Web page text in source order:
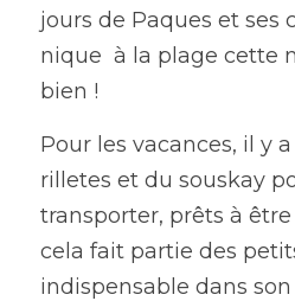
jours de Paques et ses
nique  à la plage cette
bien !
Pour les vacances, il y
rilletes et du souskay
transporter, prêts à
cela fait partie des
indispensable dans